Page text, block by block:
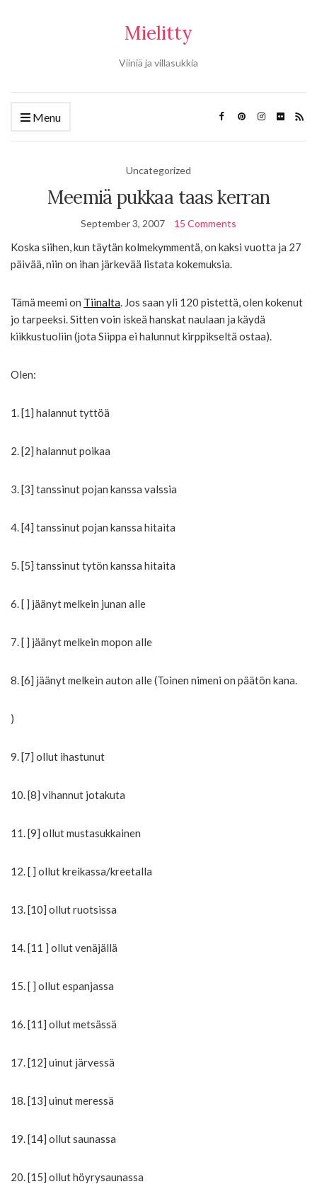
Mielitty
Viiniä ja villasukkia
Menu
Uncategorized
Meemiä pukkaa taas kerran
September 3, 2007 15 Comments
Koska siihen, kun täytän kolmekymmentä, on kaksi vuotta ja 27
päivää, niin on ihan järkevää listata kokemuksia.
Tämä meemi on Tiinalta. Jos saan yli 120 pistettä, olen kokenut
jo tarpeeksi. Sitten voin iskeä hanskat naulaan ja käydä
kiikkustuoliin (jota Siippa ei halunnut kirppikseltä ostaa).
Olen:
1. [1] halannut tyttöä
2. [2] halannut poikaa
3. [3] tanssinut pojan kanssa valssia
4. [4] tanssinut pojan kanssa hitaita
5. [5] tanssinut tytön kanssa hitaita
6. [ ] jäänyt melkein junan alle
7. [ ] jäänyt melkein mopon alle
8. [6] jäänyt melkein auton alle (Toinen nimeni on päätön kana.
)
9. [7] ollut ihastunut
10. [8] vihannut jotakuta
11. [9] ollut mustasukkainen
12. [ ] ollut kreikassa/kreetalla
13. [10] ollut ruotsissa
14. [11 ] ollut venäjällä
15. [ ] ollut espanjassa
16. [11] ollut metsässä
17. [12] uinut järvessä
18. [13] uinut meressä
19. [14] ollut saunassa
20. [15] ollut höyrysaunassa